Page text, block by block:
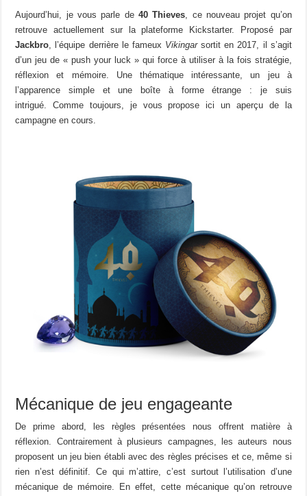
Aujourd’hui, je vous parle de 40 Thieves , ce nouveau projet qu’on
retrouve actuellement sur la plateforme Kickstarter. Proposé par
Jackbro , l’équipe derrière le fameux Vikingarsortit en 2017, il s’agit
d’un jeu de « push your luck » qui force à utiliser à la fois stratégie,
réflexion et mémoire. Une thématique intéressante, un jeu à
l’apparence simple et une boîte à forme étrange : je suis
intrigué. Comme toujours, je vous propose ici un aperçu de la
campagne en cours.
Mécanique de jeu engageante
De prime abord, les règles présentées nous offrent matière à
réflexion. Contrairement à plusieurs campagnes, les auteurs nous
proposent un jeu bien établi avec des règles précises et ce, même si
rien n’est définitif. Ce qui m’attire, c’est surtout l’utilisation d’une
mécanique de mémoire. En effet, cette mécanique qu’on retrouve